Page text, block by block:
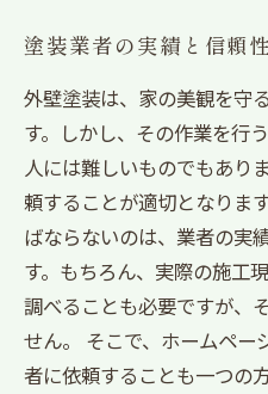
塗装業者の実績と信頼
外壁塗装は、家の美観を守
す。しかし、その作業を行
人には難しいものでもあり
頼することが適切となりま
ばならないのは、業者の実
す。もちろん、実際の施工
調べることも必要ですが、
せん。 そこで、ホームペー
者に依頼することも一つの